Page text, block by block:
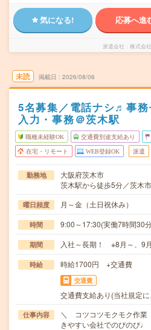
気になる! 応募へ進
派遣会社 株式会
未読 掲載日 2026/08/06
5名募集／電話ナシ♬事務
入力・事務＠茨木駅
職種未経験OK 交通費別途支給あり
在宅・リモート WEB登録OK 派遣
勤務地
大阪府茨木市
茨木駅から徒歩5分／茨木
曜日頻度 月～金（土日祝休み）
時間 9:00～17:30(実働7時間30
期間 入社～長期！ ※8月～、9
時給 時給1700円 +交通費
交通費
交通費支給あり(当社規定
仕事内容
＼ コツコツモクモク作業
きやすい会社でのびの